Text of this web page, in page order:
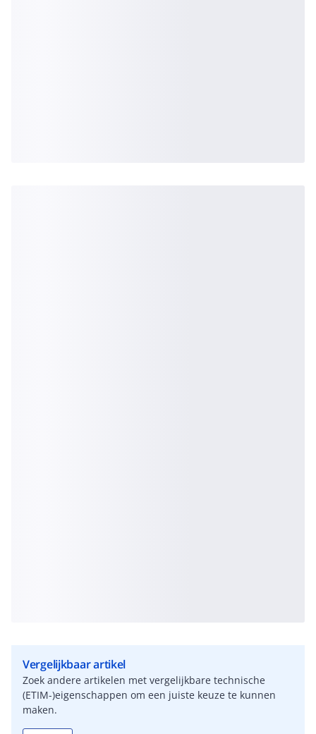
Vergelijkbaar artikel
Zoek andere artikelen met vergelijkbare technische
(ETIM-)eigenschappen om een juiste keuze te kunnen
maken.